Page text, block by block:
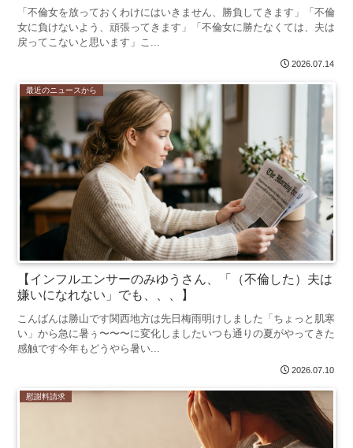
「不倫女を放っておくわけにはいきません、勝負してきます」「不倫
女に負けないよう、頑張ってきます」「不倫女に勝たなくては、夫は
戻ってこないと思います」こ...
2026.07.14
最近のニュースから
【インフルエンサーのみゆうさん、「（不倫した）夫は
嫌いになれない」でも、、、】
こんばんは勝山です関西地方は先日梅雨明けしました「ちょっと肌寒
い」から急に暑ぅ〜〜〜に変化しましたいつも通りの夏がやってきた
感触です今年もどうやら暑い...
2026.07.10
慰謝料請求